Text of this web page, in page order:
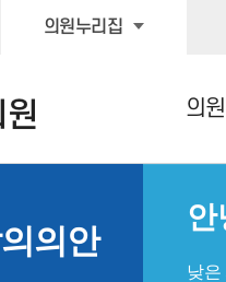
의원누리집
의
의안
안
낮은